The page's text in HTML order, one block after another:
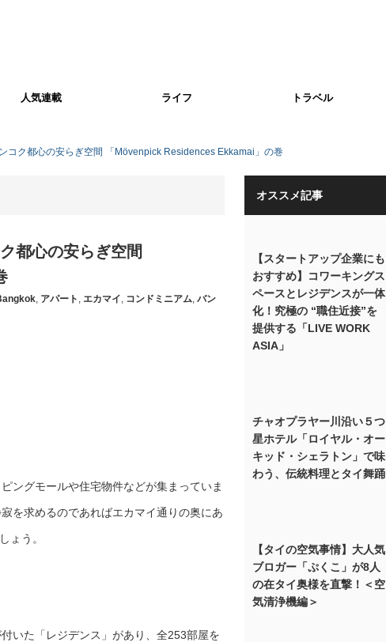
人気連載 ライフ トラベル
コク都心の安らぎ空間 「Mövenpick Residences Ekkamai」の巻
都心の安らぎ空間
, アパート , エカマイ, コンドミニアム, バン
ングモールや住宅物件などが集まっていま
を求めるのであればエカマイ通りの奥にあ
ょう。
いた「レジデンス」があり、全253部屋を
オススメ記事
【スタートアップ企業にも
おすすめ】コワーキングス
ペースとレジデンスが一体
化！究極の “職住近接”を
提供する「LIVE WORK
ASIA」
チャオプラヤー川沿い５つ
星ホテル「ロイヤル・オー
キッド・シェラトン」で味
わう、伝統料理とタイ舞踊
【タイの空気事情】大人気
ブロガー「ぷくこ」が8人
の在タイ奥様を直撃！＜空
気清浄機編＞